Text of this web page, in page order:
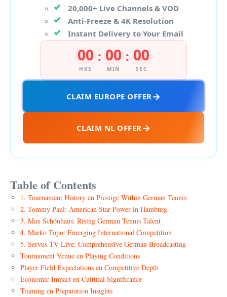
20,000+ Live Channels & VOD
Anti-Freeze & 4K Resolution
Instant Delivery to Your Email
00
HRS
: 00
MIN
: 00
SEC
CLAIM EUROPE OFFER
CLAIM NL OFFER
Table of Contents
1. Tournament History en Prestige Within German Tennis
2. Tommy Paul: American Star Power in Hamburg
3. Max Schönhaus: Rising German Tennis Talent
4. Marko Topo: Emerging International Competition
5. Servus TV Live: Comprehensive German Broadcasting
Tournament Venue en Playing Conditions
Player Field Expectations en Competitive Depth
Economic Impact en Cultural Significance
Training en Preparation Insights